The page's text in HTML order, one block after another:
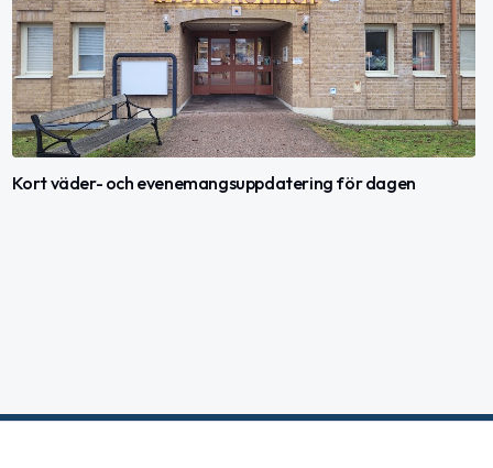
Kort väder- och evenemangsuppdatering för dagen